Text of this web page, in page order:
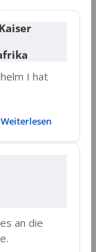
I hat
Weiterlesen
an die